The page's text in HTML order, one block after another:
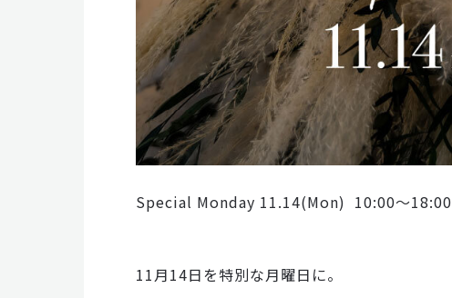
Special Monday 11.14(Mon) 10:00～18:00
11月14日を特別な月曜日に。